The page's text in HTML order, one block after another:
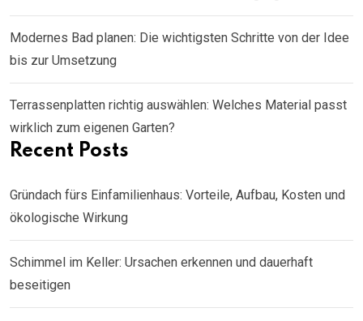
Modernes Bad planen: Die wichtigsten Schritte von der Idee
bis zur Umsetzung
Terrassenplatten richtig auswählen: Welches Material passt
wirklich zum eigenen Garten?
Recent Posts
Gründach fürs Einfamilienhaus: Vorteile, Aufbau, Kosten und
ökologische Wirkung
Schimmel im Keller: Ursachen erkennen und dauerhaft
beseitigen